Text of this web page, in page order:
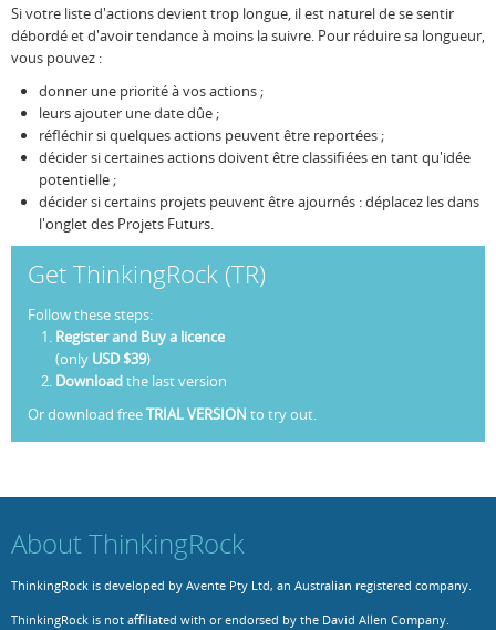
Si votre liste d'actions devient trop longue, il est naturel de se sentir
débordé et d'avoir tendance à moins la suivre. Pour réduire sa longueur,
vous pouvez :
donner une priorité à vos actions ;
leurs ajouter une date dûe ;
réfléchir si quelques actions peuvent être reportées ;
décider si certaines actions doivent être classifiées en tant qu'idée
potentielle ;
décider si certains projets peuvent être ajournés : déplacez les dans
l'onglet des Projets Futurs.
Get ThinkingRock (TR)
Follow these steps:
Register and Buy a licence
(only USD $39)
Downloadthe last version
Or download freeTRIAL VERSION to try out.
About ThinkingRock
ThinkingRock is developed by Avente Pty Ltd, an Australian registered company.
ThinkingRock is not affiliated with or endorsed by the David Allen Company.